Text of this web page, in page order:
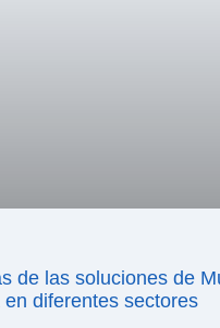
de las soluciones de
en diferentes sectores